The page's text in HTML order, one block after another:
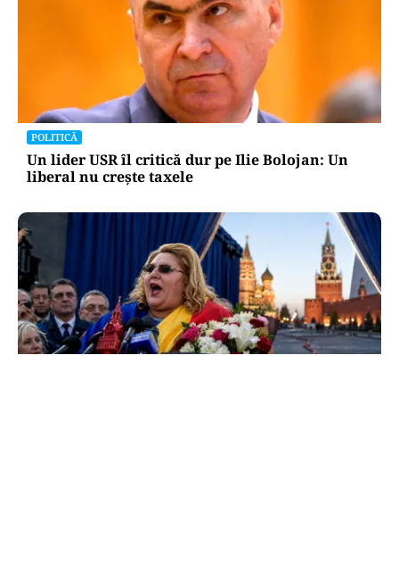
POLITICĂ
Un lider USR îl critică dur pe Ilie Bolojan: Un
liberal nu crește taxele